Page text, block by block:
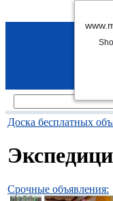
Доска бесплатных
Срочные объявления: